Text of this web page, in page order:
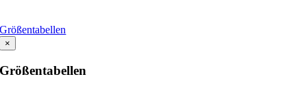
Größentabellen
×
Größentabellen